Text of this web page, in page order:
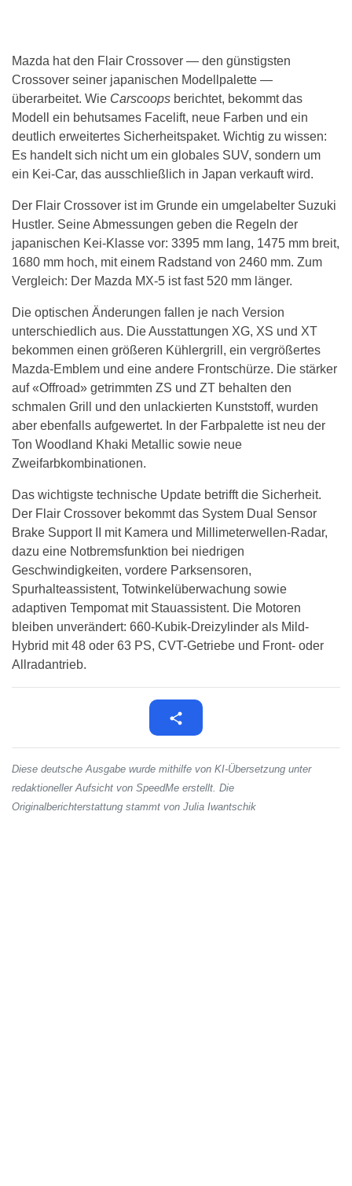
Mazda hat den Flair Crossover — den günstigsten
Crossover seiner japanischen Modellpalette —
überarbeitet. Wie Carscoops berichtet, bekommt das
Modell ein behutsames Facelift, neue Farben und ein
deutlich erweitertes Sicherheitspaket. Wichtig zu wissen:
Es handelt sich nicht um ein globales SUV, sondern um
ein Kei-Car, das ausschließlich in Japan verkauft wird.
Der Flair Crossover ist im Grunde ein umgelabelter Suzuki
Hustler. Seine Abmessungen geben die Regeln der
japanischen Kei-Klasse vor: 3395 mm lang, 1475 mm breit,
1680 mm hoch, mit einem Radstand von 2460 mm. Zum
Vergleich: Der Mazda MX-5 ist fast 520 mm länger.
Die optischen Änderungen fallen je nach Version
unterschiedlich aus. Die Ausstattungen XG, XS und XT
bekommen einen größeren Kühlergrill, ein vergrößertes
Mazda-Emblem und eine andere Frontschürze. Die stärker
auf «Offroad» getrimmten ZS und ZT behalten den
schmalen Grill und den unlackierten Kunststoff, wurden
aber ebenfalls aufgewertet. In der Farbpalette ist neu der
Ton Woodland Khaki Metallic sowie neue
Zweifarbkombinationen.
Das wichtigste technische Update betrifft die Sicherheit.
Der Flair Crossover bekommt das System Dual Sensor
Brake Support II mit Kamera und Millimeterwellen-Radar,
dazu eine Notbremsfunktion bei niedrigen
Geschwindigkeiten, vordere Parksensoren,
Spurhalteassistent, Totwinkelüberwachung sowie
adaptiven Tempomat mit Stauassistent. Die Motoren
bleiben unverändert: 660-Kubik-Dreizylinder als Mild-
Hybrid mit 48 oder 63 PS, CVT-Getriebe und Front- oder
Allradantrieb.
Diese deutsche Ausgabe wurde mithilfe von KI-Übersetzung unter
redaktioneller Aufsicht von SpeedMe erstellt. Die
Originalberichterstattung stammt von Julia Iwantschik